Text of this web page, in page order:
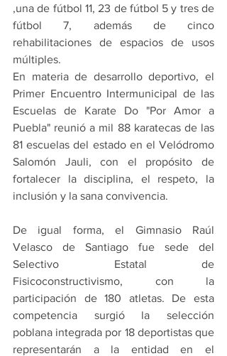
,una de fútbol 11, 23 de fútbol 5 y tres de
fútbol 7, además de cinco
rehabilitaciones de espacios de usos
múltiples.
En materia de desarrollo deportivo, el
Primer Encuentro Intermunicipal de las
Escuelas de Karate Do "Por Amor a
Puebla" reunió a mil 88 karatecas de las
81 escuelas del estado en el Velódromo
Salomón Jauli, con el propósito de
fortalecer la disciplina, el respeto, la
inclusión y la sana convivencia.
De igual forma, el Gimnasio Raúl
Velasco de Santiago fue sede del
Selectivo Estatal de
Fisicoconstructivismo, con la
participación de 180 atletas. De esta
competencia surgió la selección
poblana integrada por 18 deportistas que
representarán a la entidad en el